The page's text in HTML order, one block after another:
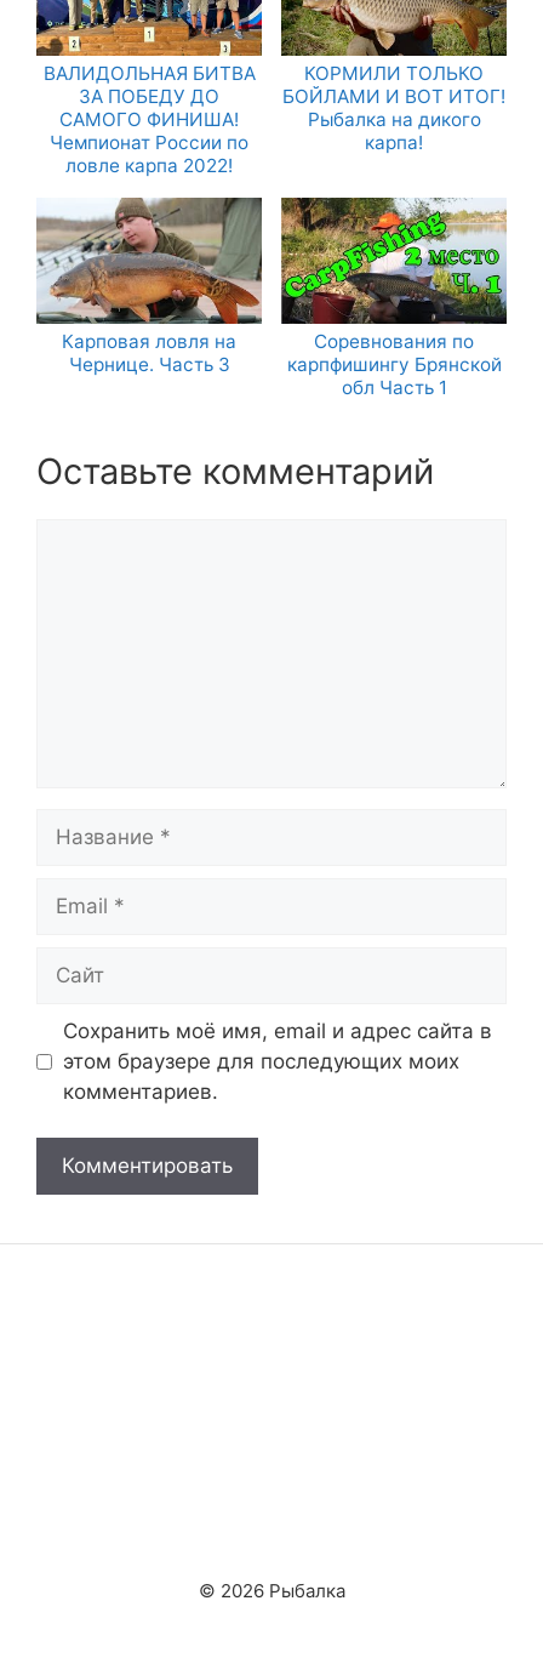
ВАЛИДОЛЬНАЯ БИТВА
ЗА ПОБЕДУ ДО
САМОГО ФИНИША!
Чемпионат России по
ловле карпа 2022!
КОРМИЛИ ТОЛЬКО
БОЙЛАМИ И ВОТ ИТОГ!
Рыбалка на дикого
карпа!
Карповая ловля на
Чернице. Часть 3
Соревнования по
карпфишингу Брянской
обл Часть 1
Оставьте комментарий
Сохранить моё имя, email и адрес сайта в
этом браузере для последующих моих
комментариев.
© 2026 Рыбалка